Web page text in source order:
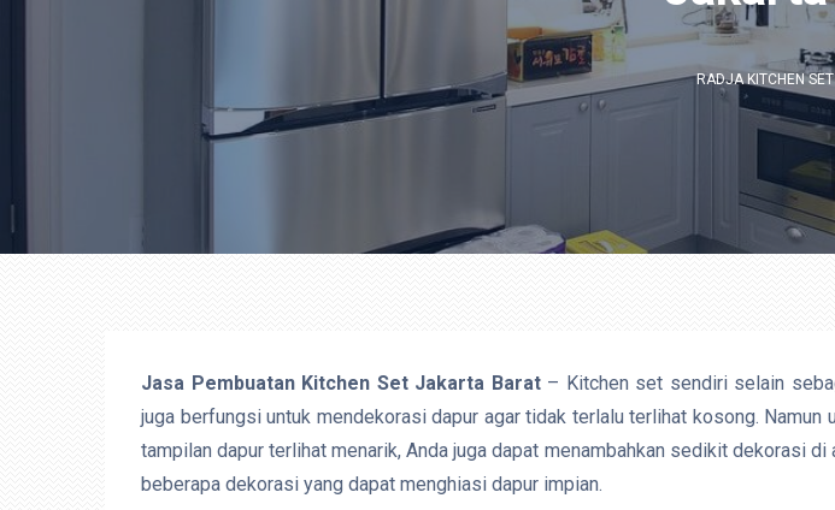
RADJA KITCHEN SET
Jasa Pembuatan Kitchen Set Jakarta Barat– Kitchen set sendiri selain
juga berfungsi untuk mendekorasi dapur agar tidak terlalu terlihat kosong. Namun
tampilan dapur terlihat menarik, Anda juga dapat menambahkan sedikit dekorasi
beberapa dekorasi yang dapat menghiasi dapur impian.